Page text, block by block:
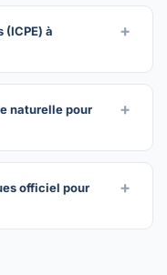
à
naturelle pour
officiel pour